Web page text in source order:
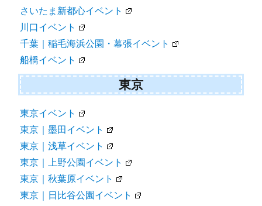
さいたま新都心イベント
川口イベント
千葉｜稲毛海浜公園・幕張イベント
船橋イベント
東京
東京イベント
東京｜墨田イベント
東京｜浅草イベント
東京｜上野公園イベント
東京｜秋葉原イベント
東京｜日比谷公園イベント